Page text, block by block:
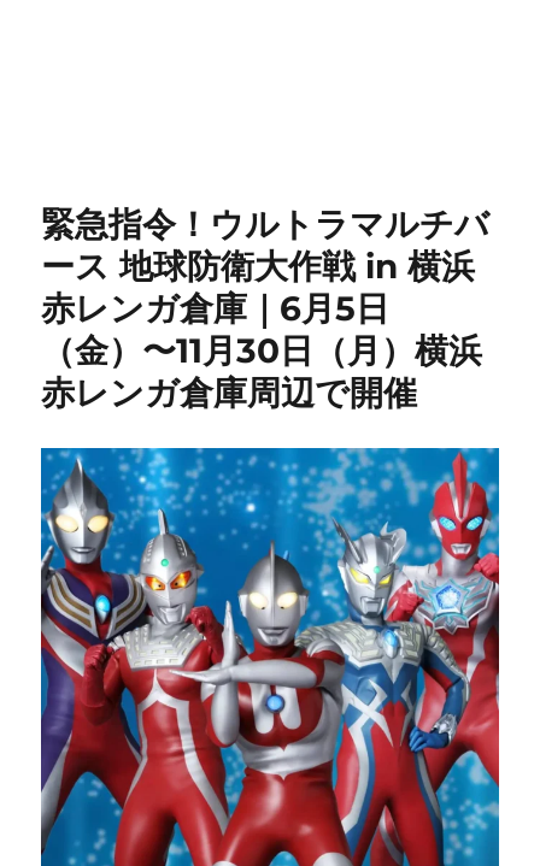
緊急指令！ウルトラマルチバ
ース 地球防衛大作戦 in 横浜
赤レンガ倉庫｜6月5日
（金）〜11月30日（月）横浜
赤レンガ倉庫周辺で開催